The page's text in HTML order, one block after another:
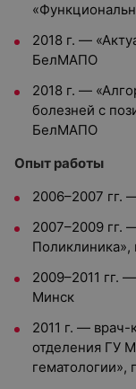
2018 г. —
БелМАПО
2018 г. —
болезней с
БелМАПО
Опыт работы
2006–2007 гг.
2007–2009 гг.
Поликлиника»,
2009–2011 гг.
Минск
2011 г. — врач-
отделения ГУ
гематологии»,